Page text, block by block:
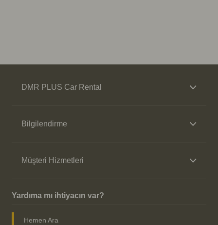
DMR PLUS Car Rental
Bilgilendirme
Müşteri Hizmetleri
Yardıma mı ihtiyacın var?
Hemen Ara